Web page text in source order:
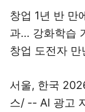
창업 1년 반 만
과… 강화학습
창업 도전자 만
서울, 한국
스/ -- AI 광고